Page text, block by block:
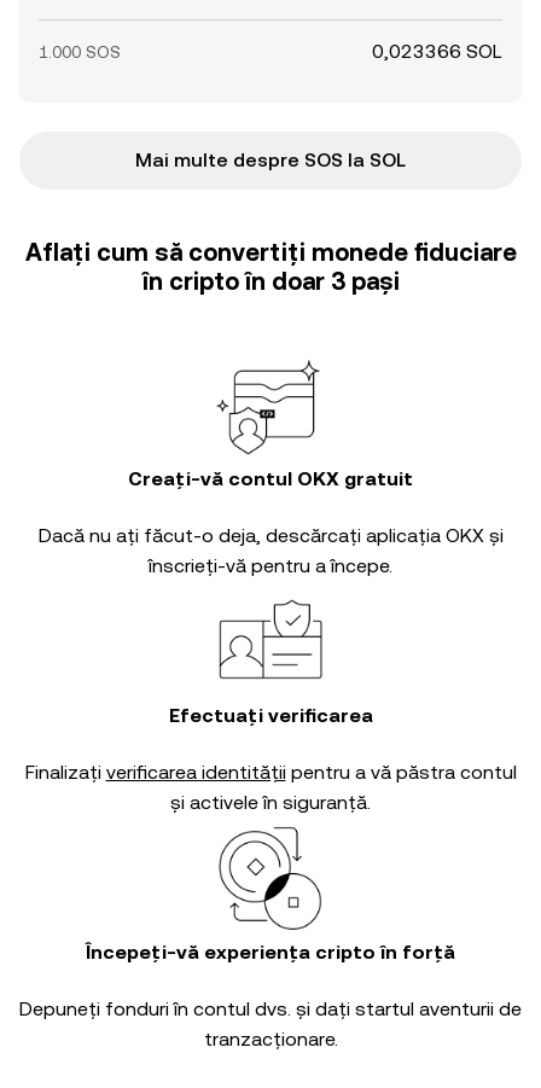
1.000 SOS 0,023366 SOL
Mai multe despre SOS la SOL
Aflați cum să convertiți monede fiduciare
în cripto în doar 3 pași
Creați-vă contul OKX gratuit
Dacă nu ați făcut-o deja, descărcați aplicația OKX și
înscrieți-vă pentru a începe.
Efectuați verificarea
Finalizați verificarea identității pentru a vă păstra contul
și activele în siguranță.
Începeți-vă experiența cripto în forță
Depuneți fonduri în contul dvs. și dați startul aventurii de
tranzacționare.